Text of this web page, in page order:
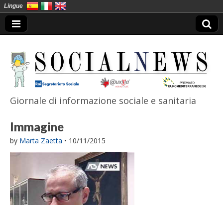
SocialNews
Giornale di informazione sociale e sanitaria
Immagine
by Marta Zaetta • 10/11/2015
Lingue